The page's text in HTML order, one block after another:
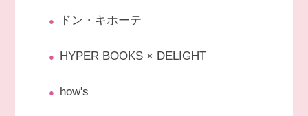
ドン・キホーテ
HYPER BOOKS × DELIGHT
how's